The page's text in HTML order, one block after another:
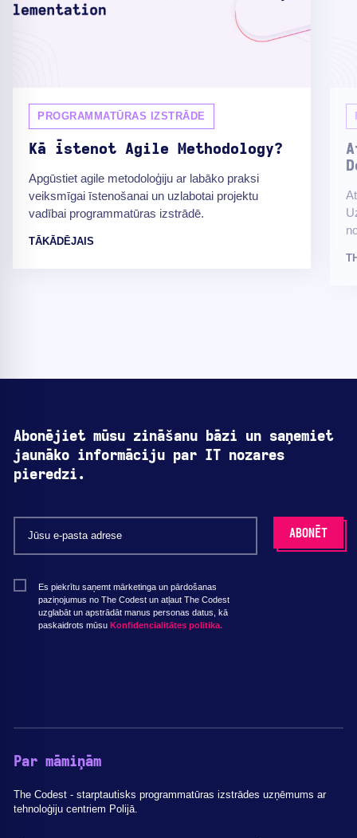
PROGRAMMATŪRAS IZSTRĀDE
Kā īstenot Agile Methodology?
Apgūstiet agile metodoloģiju ar labāko praksi
veiksmīgai īstenošanai un uzlabotai projektu
vadībai programmatūras izstrādē.
TĀKĀDĒJAIS
Abonējiet mūsu zināšanu bāzi un saņemiet
jaunāko informāciju par IT nozares
pieredzi.
Es piekrītu saņemt mārketinga un pārdošanas
paziņojumus no The Codest un atļaut The Codest
uzglabāt un apstrādāt manus personas datus, kā
paskaidrots mūsu Konfidencialitātes politika.
Par māmiņām
The Codest - starptautisks programmatūras izstrādes uzņēmums ar
tehnoloģiju centriem Polijā.